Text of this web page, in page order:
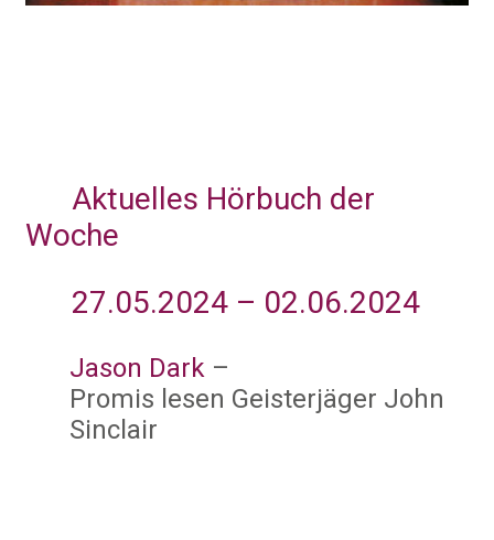
Aktuelles Hörbuch der
Woche
27.05.2024 – 02.06.2024
Jason Dark –
Promis lesen Geisterjäger John
Sinclair